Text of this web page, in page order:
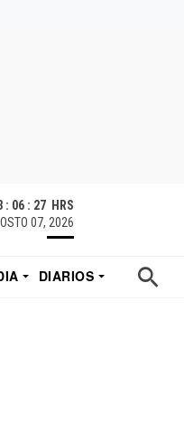
: 06 : 28 HRS
07, 2026
DIARIOS